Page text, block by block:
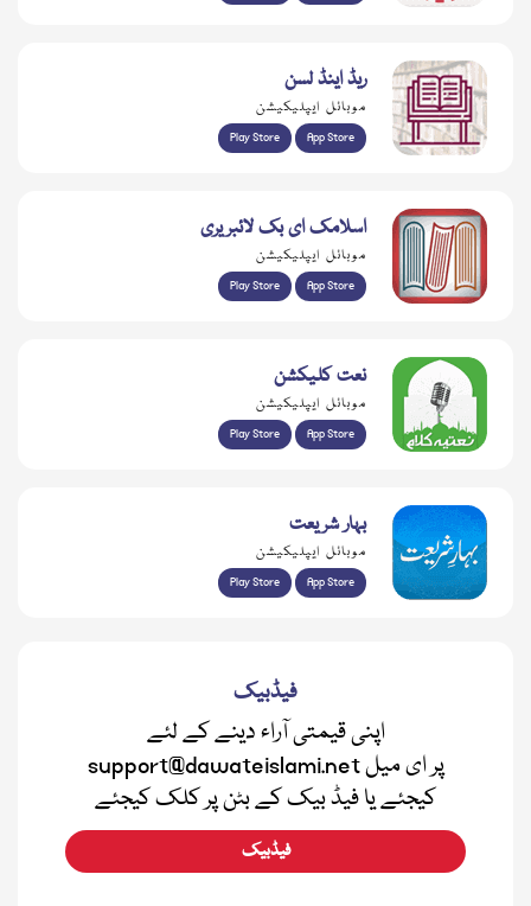
ریڈ اینڈ لسن
موبائل ایپلیکیشن
Play Store App Store
اسلامک ای بک لائبریری
موبائل ایپلیکیشن
Play Store App Store
نعت کلیکشن
موبائل ایپلیکیشن
Play Store App Store
بہار شریعت
موبائل ایپلیکیشن
Play Store App Store
فیڈبیک
اپنی قیمتی آراء دینے کے لئے
support@dawateislami.net پر ای میل
کیجئے یا فیڈ بیک کے بٹن پر کلک کیجئے
فیڈبیک